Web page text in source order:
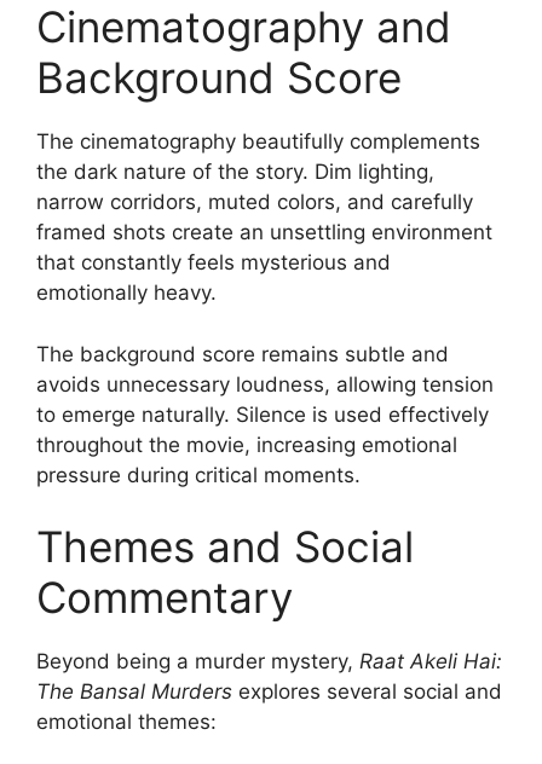
Cinematography and
Background Score
The cinematography beautifully complements
the dark nature of the story. Dim lighting,
narrow corridors, muted colors, and carefully
framed shots create an unsettling environment
that constantly feels mysterious and
emotionally heavy.
The background score remains subtle and
avoids unnecessary loudness, allowing tension
to emerge naturally. Silence is used effectively
throughout the movie, increasing emotional
pressure during critical moments.
Themes and Social
Commentary
Beyond being a murder mystery, Raat Akeli Hai:
The Bansal Murders explores several social and
emotional themes: